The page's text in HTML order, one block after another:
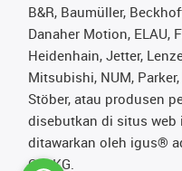
B&R, Baumüller,
Danaher Motion, ELAU,
Heidenhain, Jetter,
Mitsubishi, NUM,
Stöber, atau produsen
disebutkan di situs web
ditawarkan oleh igus®
Co. KG.